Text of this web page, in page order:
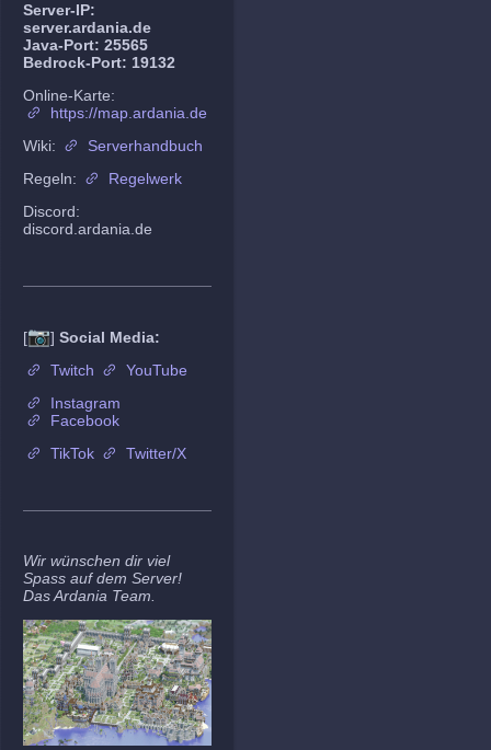
Server-IP:
server.ardania.de
Java-Port: 25565
Bedrock-Port: 19132
Online-Karte:
https://map.ardania.de
Wiki:
Serverhandbuch
Regeln:
Regelwerk
Discord:
discord.ardania.de
[📷] Social Media:
Twitch
YouTube
Instagram
Facebook
TikTok
Twitter/X
Wir wünschen dir viel
Spass auf dem Server!
Das Ardania Team.